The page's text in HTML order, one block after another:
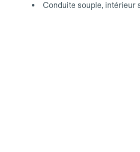
Conduite souple, intérieur